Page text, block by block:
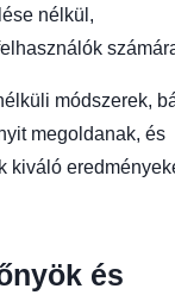
nélkül,
módszerek,
megoldanak, és
kiváló
és